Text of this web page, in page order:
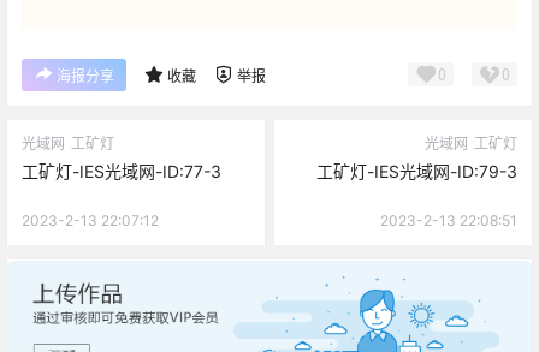
海报分享 收藏 举报 0 0
光域网 工矿灯
工矿灯-IES光域网-ID:77-3
2023-2-13 22:07:12
光域网 工矿灯
工矿灯-IES光域网-ID:79-3
2023-2-13 22:08:51